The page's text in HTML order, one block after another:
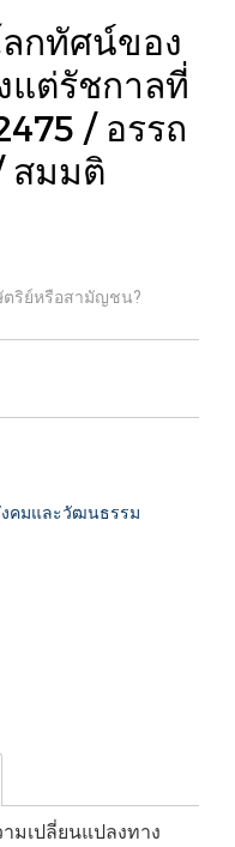
กทัศน์ของ
ต่รัชกาลที่
/ อรรถ
สมมติ
ตริย์หรือสามัญชน?
คมและวัฒนธรรม
มเปลี่ยนแปลงทาง